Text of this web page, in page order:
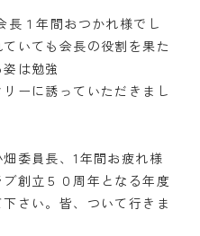
１年間おつかれ様でし
いても会長の役割を果た
は勉強
ーに誘っていただきまし
委員長、1年間お疲れ様
創立５０周年となる年度
さい。皆、ついて行きま